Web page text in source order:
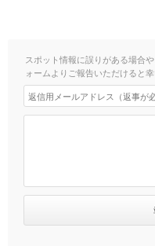
スポット情報に誤りがある場合
ォームよりご報告いただけると幸